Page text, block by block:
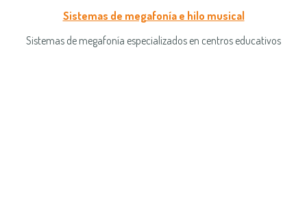
Sistemas de megafonía e hilo musical
Sistemas de megafonía especializados en centros educativos